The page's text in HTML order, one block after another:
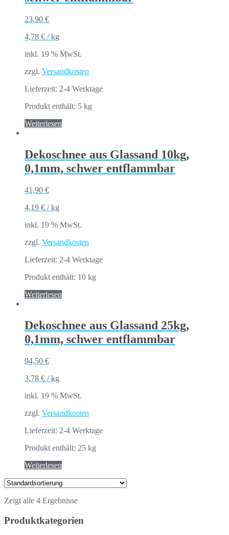
23,90 €
4,78 € /kg
inkl. 19 % MwSt.
zzgl. Versandkosten
Lieferzeit: 2-4 Werktage
Produkt enthält: 5 kg
Weiterlesen
Dekoschnee aus Glassand 10kg,
0,1mm, schwer entflammbar
41,90 €
4,19 € /kg
inkl. 19 % MwSt.
zzgl. Versandkosten
Lieferzeit: 2-4 Werktage
Produkt enthält: 10 kg
Weiterlesen
Dekoschnee aus Glassand 25kg,
0,1mm, schwer entflammbar
94,50 €
3,78 € /kg
inkl. 19 % MwSt.
zzgl. Versandkosten
Lieferzeit: 2-4 Werktage
Produkt enthält: 25 kg
Weiterlesen
Zeigt alle 4 Ergebnisse
Produktkategorien